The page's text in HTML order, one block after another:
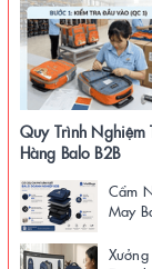
Quy Trình Nghiệm
Hàng Balo B2B
Cẩm
May